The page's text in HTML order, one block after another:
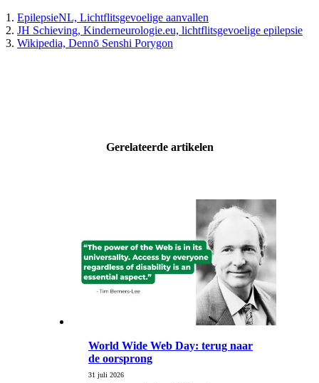
EpilepsieNL, Lichtflitsgevoelige aanvallen
JH Schieving, Kinderneurologie.eu, lichtflitsgevoelige epilepsie
Wikipedia, Dennō Senshi Porygon
Gerelateerde artikelen
World Wide Web Day: terug naar
de oorsprong
31 juli 2026